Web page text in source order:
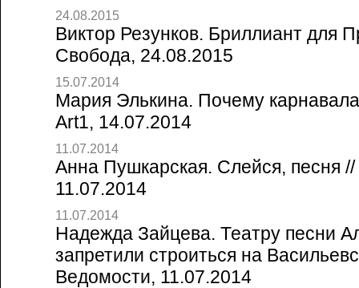
24.08.2015
Виктор Резунков. Бриллиант для
Свобода, 24.08.2015
15.07.2014
Мария Элькина. Почему
Art1, 14.07.2014
11.07.2014
Анна Пушкарская. Слейся, песня
11.07.2014
11.07.2014
Надежда Зайцева. Театру песни
запретили строиться на
Ведомости, 11.07.2014